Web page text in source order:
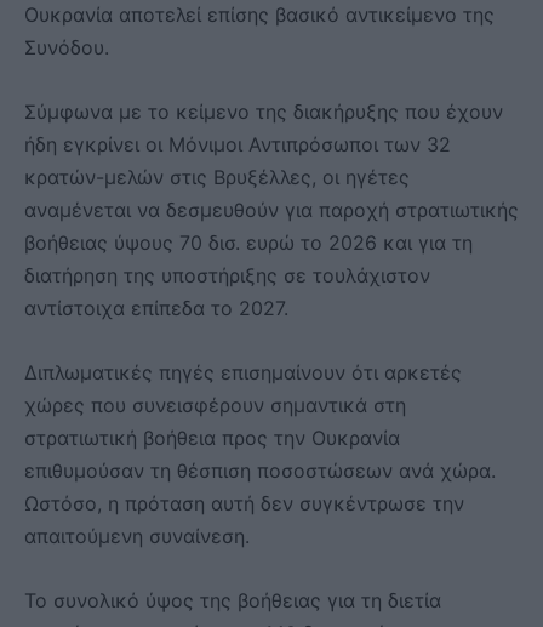
Ουκρανία αποτελεί επίσης βασικό αντικείμενο της
Συνόδου.
Σύμφωνα με το κείμενο της διακήρυξης που έχουν
ήδη εγκρίνει οι Μόνιμοι Αντιπρόσωποι των 32
κρατών-μελών στις Βρυξέλλες, οι ηγέτες
αναμένεται να δεσμευθούν για παροχή στρατιωτικής
βοήθειας ύψους 70 δισ. ευρώ το 2026 και για τη
διατήρηση της υποστήριξης σε τουλάχιστον
αντίστοιχα επίπεδα το 2027.
Διπλωματικές πηγές επισημαίνουν ότι αρκετές
χώρες που συνεισφέρουν σημαντικά στη
στρατιωτική βοήθεια προς την Ουκρανία
επιθυμούσαν τη θέσπιση ποσοστώσεων ανά χώρα.
Ωστόσο, η πρόταση αυτή δεν συγκέντρωσε την
απαιτούμενη συναίνεση.
Το συνολικό ύψος της βοήθειας για τη διετία